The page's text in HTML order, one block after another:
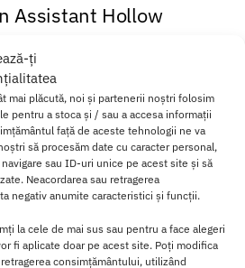
ți
mai plăcută, noi și partenerii noștri folosim
pentru a stoca și / sau a accesa informații
față de aceste tehnologii ne va
să procesăm date cu caracter personal,
sau ID-uri unice pe acest site și să
Neacordarea sau retragerea
negativ anumite caracteristici și funcții.
la cele de mai sus sau pentru a face alegeri
fi aplicate doar pe acest site. Poți modifica
consimțământului, utilizând
Assistant Hollow
din materiale de inalta calitate
autentica si satisfacatoare.
impreuna cu textura venelor si
o mai mare autenticitate si realism.
taliei tale sipoate fi folosita
intre 73 si 150 cm.
de gusturi si nevoi.